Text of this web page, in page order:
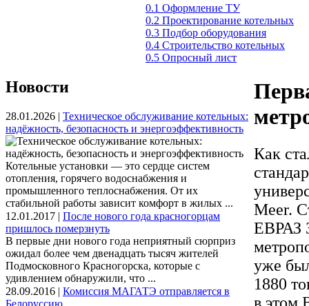
0.1 Оформление ТУ
0.2 Проектирование котельных
0.3 Подбор оборудования
0.4 Строительство котельных
0.5 Опросный лист
Новости
28.01.2026 | Техническое обслуживание котельных:
надёжность, безопасность и энергоэффективность
Котельные установки — это сердце систем
отопления, горячего водоснабжения и
промышленного теплоснабжения. От их
стабильной работы зависит комфорт в жилых ...
12.01.2017 | После нового года красногорцам
пришлось померзнуть
В первые дни нового года неприятный сюрприз
ожидал более чем двенадцать тысяч жителей
Подмосковного Красногорска, которые с
удивлением обнаружили, что ...
28.09.2016 | Комиссия МАГАТЭ отправляется в
Белоруссию
Как
Meer.
ЕВРАЗ
уже
1880